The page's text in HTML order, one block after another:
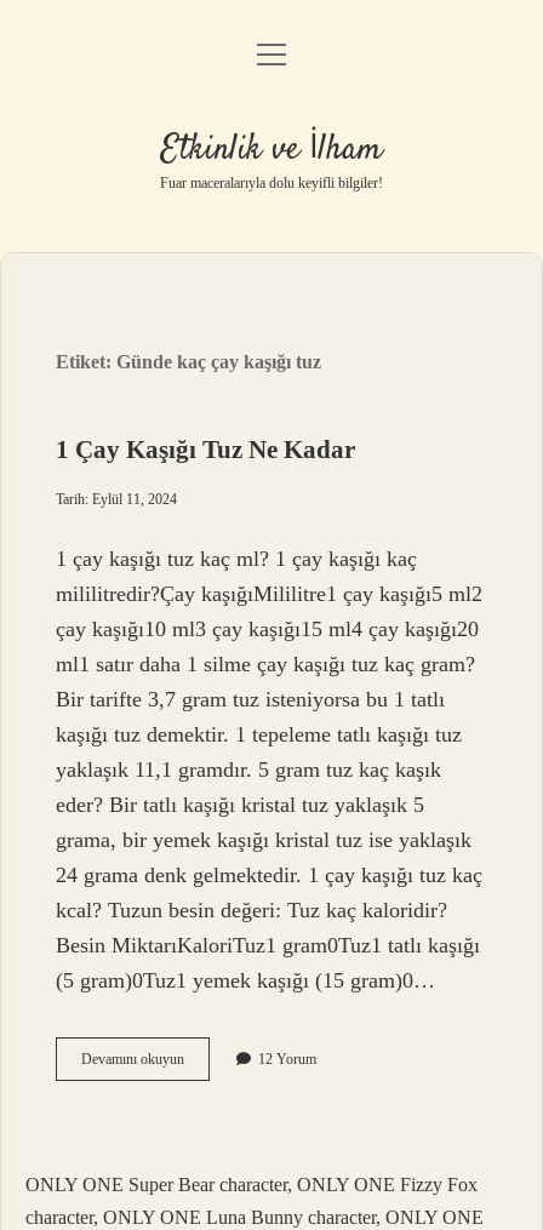
Anasayfa
Gizlilik Politikası
Yasal Uyarı
menüyü
Etkinlik ve İlham
Fuar maceralarıyla dolu keyifli bilgiler!
Etiket:Günde kaç çay kaşığı tuz
1 Çay Kaşığı Tuz Ne Kadar
Tarih: Eylül 11, 2024
1 çay kaşığı tuz kaç ml? 1 çay kaşığı kaç
mililitredir?Çay kaşığıMililitre1 çay kaşığı5 ml2
çay kaşığı10 ml3 çay kaşığı15 ml4 çay kaşığı20
ml1 satır daha 1 silme çay kaşığı tuz kaç gram?
Bir tarifte 3,7 gram tuz isteniyorsa bu 1 tatlı
kaşığı tuz demektir. 1 tepeleme tatlı kaşığı tuz
yaklaşık 11,1 gramdır. 5 gram tuz kaç kaşık
eder? Bir tatlı kaşığı kristal tuz yaklaşık 5
grama, bir yemek kaşığı kristal tuz ise yaklaşık
24 grama denk gelmektedir. 1 çay kaşığı tuz kaç
kcal? Tuzun besin değeri: Tuz kaç kaloridir?
Besin MiktarıKaloriTuz1 gram0Tuz1 tatlı kaşığı
(5 gram)0Tuz1 yemek kaşığı (15 gram)0…
Devamını okuyun1
Çay
12 Yorum
ONLY ONE Super Bear character, ONLY ONE Fizzy Fox
character, ONLY ONE Luna Bunny character, ONLY ONE